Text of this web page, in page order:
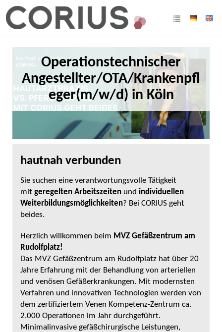
Operationstechnischer
Angestellter/OTA/Krankenpfl
eger(m/w/d) in Köln
hautnah verbunden
Sie suchen eine verantwortungsvolle Tätigkeit
mit geregelten Arbeitszeiten und individuellen
Weiterbildungsmöglichkeiten? Bei CORIUS geht
beides.
Herzlich willkommen beim MVZ Gefäßzentrum am
Rudolfplatz!
Das MVZ Gefäßzentrum am Rudolfplatz hat über 20
Jahre Erfahrung mit der Behandlung von arteriellen
und venösen Gefäßerkrankungen. Mit modernsten
Verfahren und innovativen Technologien werden von
dem zertifiziertem Venen Kompetenz-Zentrum ca.
2.000 Operationen im Jahr durchgeführt.
Minimalinvasive gefäßchirurgische Leistungen,